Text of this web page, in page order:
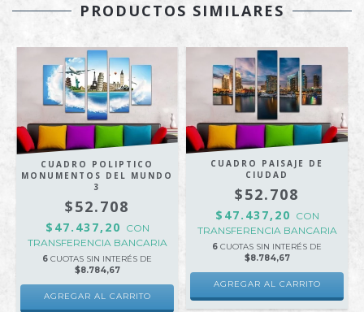
PRODUCTOS SIMILARES
CUADRO POLIPTICO
MONUMENTOS DEL MUNDO
3
$52.708
$47.437,20 CON
TRANSFERENCIA BANCARIA
6 CUOTAS SIN INTERÉS DE
$8.784,67
AGREGAR AL CARRITO
CUADRO PAISAJE DE
CIUDAD
$52.708
$47.437,20 CON
TRANSFERENCIA BANCARIA
6 CUOTAS SIN INTERÉS DE
$8.784,67
AGREGAR AL CARRITO